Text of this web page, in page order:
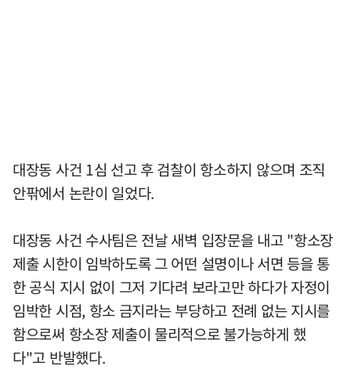
대장동 사건 1심 선고 후 검찰이 항소하지 않으며 조직
안팎에서 논란이 일었다.
대장동 사건 수사팀은 전날 새벽 입장문을 내고 "항소장
제출 시한이 임박하도록 그 어떤 설명이나 서면 등을 통
한 공식 지시 없이 그저 기다려 보라고만 하다가 자정이
임박한 시점, 항소 금지라는 부당하고 전례 없는 지시를
함으로써 항소장 제출이 물리적으로 불가능하게 했
다"고 반발했다.